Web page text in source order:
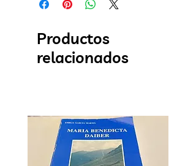
Productos
relacionados